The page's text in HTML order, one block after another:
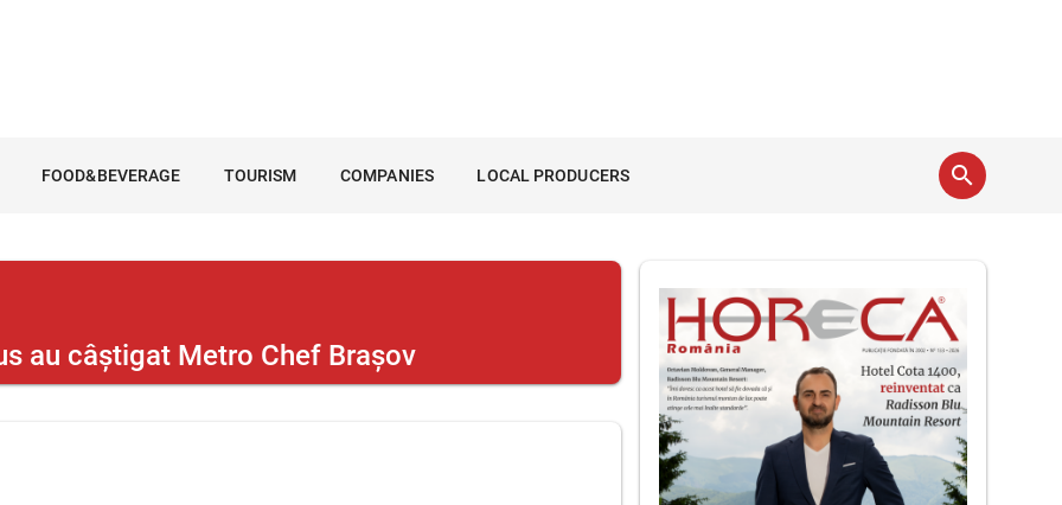
FOOD&BEVERAGE TOURISM COMPANIES LOCAL PRODUCERS search
au câştigat Metro Chef Braşov